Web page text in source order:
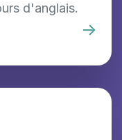
d'anglais.